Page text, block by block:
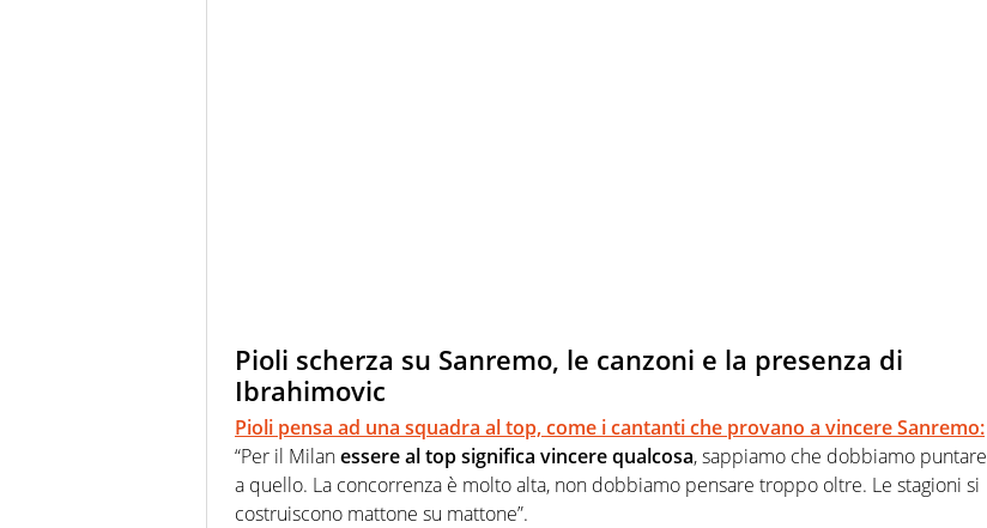
Pioli scherza su Sanremo, le canzoni e la presenza di
Ibrahimovic
Pioli pensa ad una squadra al top, come i cantanti che provano a vincere Sanremo:
“Per il Milanessere al top significa vincere qualcosa, sappiamo che dobbiamo puntare
a quello. La concorrenza è molto alta, non dobbiamo pensare troppo oltre. Le stagioni si
costruiscono mattone su mattone”.